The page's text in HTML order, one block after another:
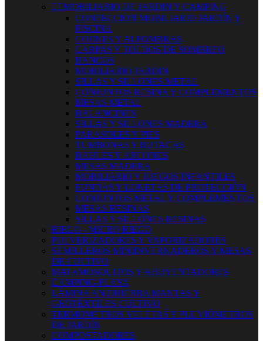
 MOBILIARIO DE JARDIN Y CAMPING
CONFECCION MOBILIARIO JARDÍN Y
PISCINA
COJINES Y ALFOMBRAS
CARPAS Y TOLDOS DE SOMBREO
BANCOS
MOBILIARIO JARDIN
SILLAS Y SILLONES METAL
CONJUNTOS RESINA Y COMPLEMENTOS
MESAS METAL
BALANCINES
SILLAS Y SILLONES MADERA
PARASOLES Y PIES
TUMBONAS Y BUTACAS
BAULES Y ARCONES
MESAS MADERA
MOBILIARIO Y JUEGOS INFANTILES
FUNDAS Y LONETAS DE PROTECCIÓN
CONJUNTOS METAL Y COMPLEMENTOS
MESAS RESINAS
SILLAS Y SILLONES RESINAS
RIEGO - MICRO RIEGO
PULVERIZADORES Y VAPORIZADORES
SEMILLEROS MINIINVERNADEROS Y MESAS
DE CULTIVO
MATAMOSQUITOS Y AHUYENTADORES
CAMPING-PLAYA
LÁMINA ANTIHIERBA MANTAS Y
GEOTÉXTILES CULTIVO
TERMOMETROS VELETAS Y PLUVIÓMETROS
DE JARDÍN
COMPOSTADORES